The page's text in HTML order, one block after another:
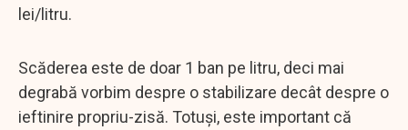
lei/litru.
Scăderea este de doar 1 ban pe litru, deci mai
degrabă vorbim despre o stabilizare decât despre o
ieftinire propriu-zisă. Totuși, este important că